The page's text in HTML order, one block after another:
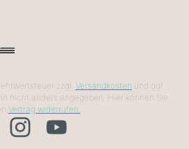
zzgl. Versandkosten und ggf.
nicht anders angegeben. Hier können Sie
Vertrag widerrufen.